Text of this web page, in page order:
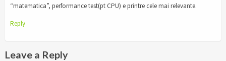
“matematica”, performance test(pt CPU) e printre cele mai relevante.
Reply
Leave a Reply